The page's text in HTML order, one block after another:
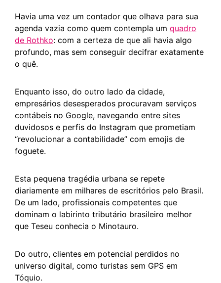
Havia uma vez um contador que olhava para sua
agenda vazia como quem contempla um quadro
de Rothko: com a certeza de que ali havia algo
profundo, mas sem conseguir decifrar exatamente
o quê.
Enquanto isso, do outro lado da cidade,
empresários desesperados procuravam serviços
contábeis no Google, navegando entre sites
duvidosos e perfis do Instagram que prometiam
“revolucionar a contabilidade” com emojis de
foguete.
Esta pequena tragédia urbana se repete
diariamente em milhares de escritórios pelo Brasil.
De um lado, profissionais competentes que
dominam o labirinto tributário brasileiro melhor
que Teseu conhecia o Minotauro.
Do outro, clientes em potencial perdidos no
universo digital, como turistas sem GPS em
Tóquio.